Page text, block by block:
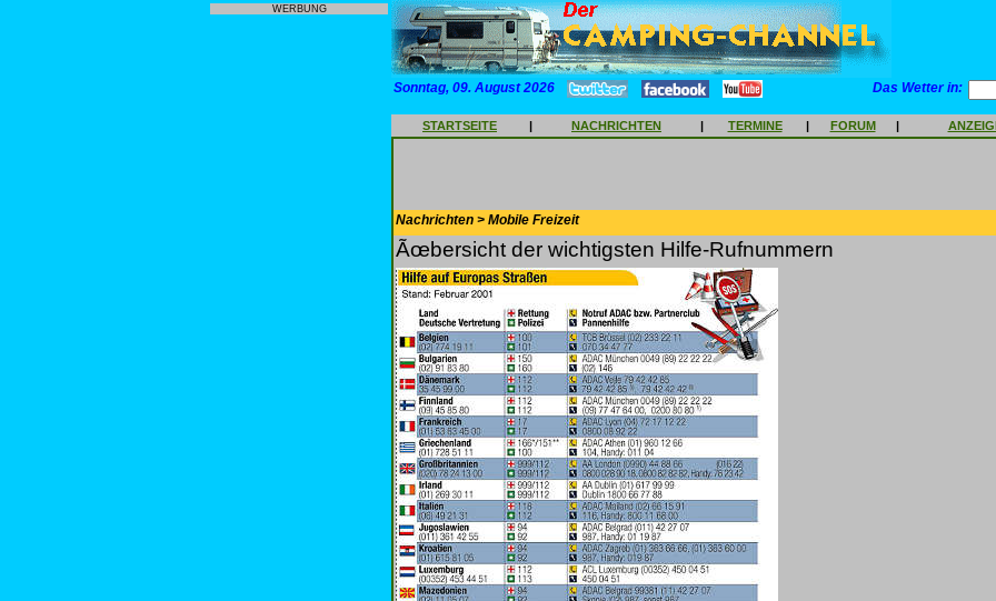
WERBUNG
Sonntag, 09. August 2026 Das Wetter in:
STARTSEITE | NACHRICHTEN | TERMINE | FORUM |
Nachrichten > Mobile Freizeit
Ãœbersicht der wichtigsten Hilfe-Rufnummern